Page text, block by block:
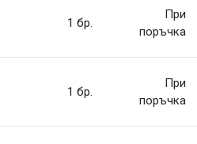
1 бр.
При
поръчка
1 бр.
При
поръчка